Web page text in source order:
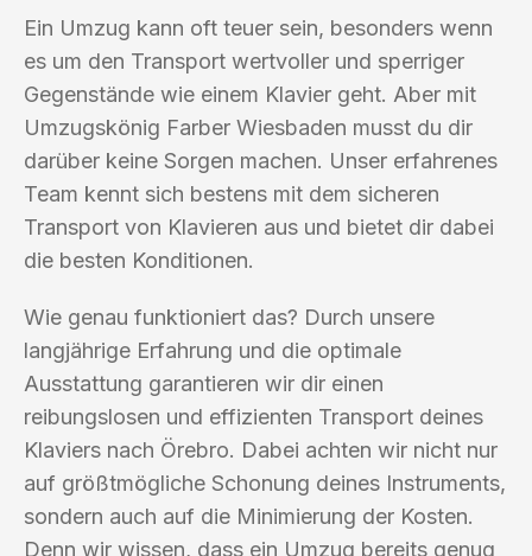
Ein Umzug kann oft teuer sein, besonders wenn
es um den Transport wertvoller und sperriger
Gegenstände wie einem Klavier geht. Aber mit
Umzugskönig Farber Wiesbaden musst du dir
darüber keine Sorgen machen. Unser erfahrenes
Team kennt sich bestens mit dem sicheren
Transport von Klavieren aus und bietet dir dabei
die besten Konditionen.
Wie genau funktioniert das? Durch unsere
langjährige Erfahrung und die optimale
Ausstattung garantieren wir dir einen
reibungslosen und effizienten Transport deines
Klaviers nach Örebro. Dabei achten wir nicht nur
auf größtmögliche Schonung deines Instruments,
sondern auch auf die Minimierung der Kosten.
Denn wir wissen, dass ein Umzug bereits genug